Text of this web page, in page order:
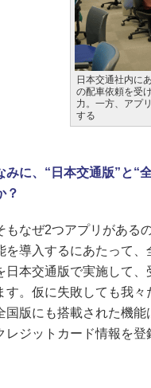
日本交通社内に
の配車依頼を受
力。一方、アプ
する
みに、“日本交通版”と“
？
なぜ2つアプリがある
を導入するにあたって
日本交通版で実施して
す。仮に失敗しても我
国版にも搭載された機
レジットカード情報を